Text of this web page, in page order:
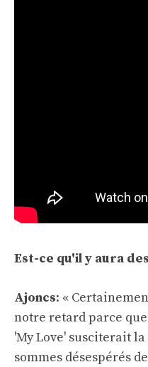
Est-ce qu'il y aura
Ajoncs: «
notre retard parce
'My Love' susciterait
sommes désespérés